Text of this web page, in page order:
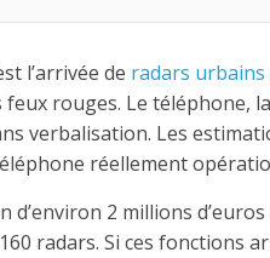
l’arrivée de radars urbains
rouges. Le téléphone,
verbalisation. Les
réellement
d’environ 2 millions
radars. Si ces fonctions